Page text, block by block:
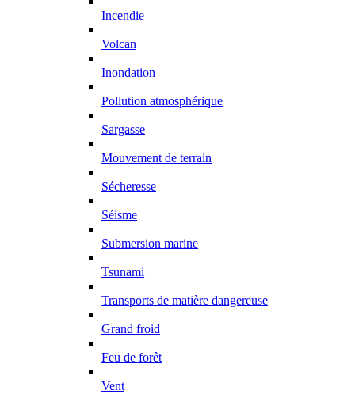
Incendie
Volcan
Inondation
Pollution atmosphérique
Sargasse
Mouvement de terrain
Sécheresse
Séisme
Submersion marine
Tsunami
Transports de matière dangereuse
Grand froid
Feu de forêt
Vent